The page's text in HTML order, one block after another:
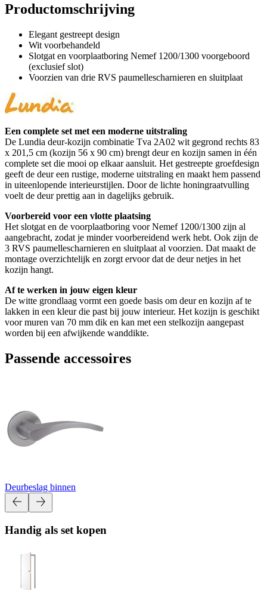
Productomschrijving
Elegant gestreept design
Wit voorbehandeld
Slotgat en voorplaatboring Nemef 1200/1300 voorgeboord
(exclusief slot)
Voorzien van drie RVS paumellescharnieren en sluitplaat
Een complete set met een moderne uitstraling
De Lundia deur-kozijn combinatie Tva 2A02 wit gegrond rechts 83
x 201,5 cm (kozijn 56 x 90 cm) brengt deur en kozijn samen in één
complete set die mooi op elkaar aansluit. Het gestreepte groefdesign
geeft de deur een rustige, moderne uitstraling en maakt hem passend
in uiteenlopende interieurstijlen. Door de lichte honingraatvulling
voelt de deur prettig aan in dagelijks gebruik.
Voorbereid voor een vlotte plaatsing
Het slotgat en de voorplaatboring voor Nemef 1200/1300 zijn al
aangebracht, zodat je minder voorbereidend werk hebt. Ook zijn de
3 RVS paumellescharnieren en sluitplaat al voorzien. Dat maakt de
montage overzichtelijk en zorgt ervoor dat de deur netjes in het
kozijn hangt.
Af te werken in jouw eigen kleur
De witte grondlaag vormt een goede basis om deur en kozijn af te
lakken in een kleur die past bij jouw interieur. Het kozijn is geschikt
voor muren van 70 mm dik en kan met een stelkozijn aangepast
worden bij een afwijkende wanddikte.
Passende accessoires
Deurbeslag binnen
Handig als set kopen